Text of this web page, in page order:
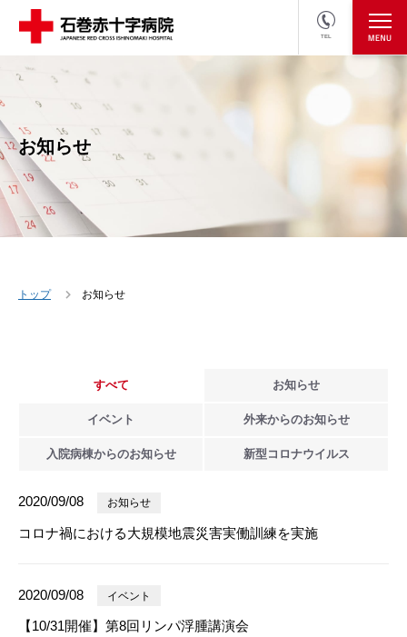
TEL
医療関係者の方
お知らせ
トップ お知らせ
すべて お知らせ
イベント 外来からのお知らせ
入院病棟からのお知らせ 新型 コロナウイルス
2020/09/08 お知らせ
コロナ禍における大規模地震災害実働訓練を実施
2020/09/08 イベント
【10/31開催】第8回リンパ浮腫講演会